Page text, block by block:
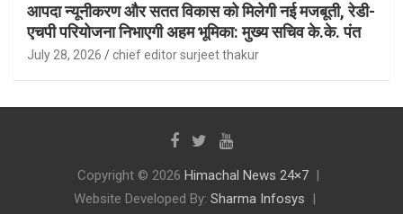
आपदा न्यूनीकरण और सतत विकास को मिलेगी नई मजबूती, रेडी-
एचपी परियोजना निभाएगी अहम भूमिका: मुख्य सचिव के.के. पंत
July 28, 2026 chief editor surjeet thakur
Copyright © 2026 Himachal News 24×7
Website Developed By: Sharma Infosys